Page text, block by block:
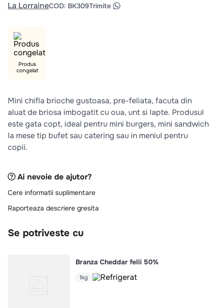
5. burger
. ceafa
aripi
croissant
La LorraineCOD: BK309Trimite
Produs
congelat
Mini chifla brioche gustoasa, pre-feliata, facuta din
aluat de briosa imbogatit cu oua, unt si lapte. Produsul
este gata copt, ideal pentru mini burgers, mini sandwich
la mese tip bufet sau catering sau in meniul pentru
copii.
Ai nevoie de ajutor?
Cere informatii suplimentare
Raporteaza descriere gresita
Se potriveste cu
Branza Cheddar felii 50%
1kg